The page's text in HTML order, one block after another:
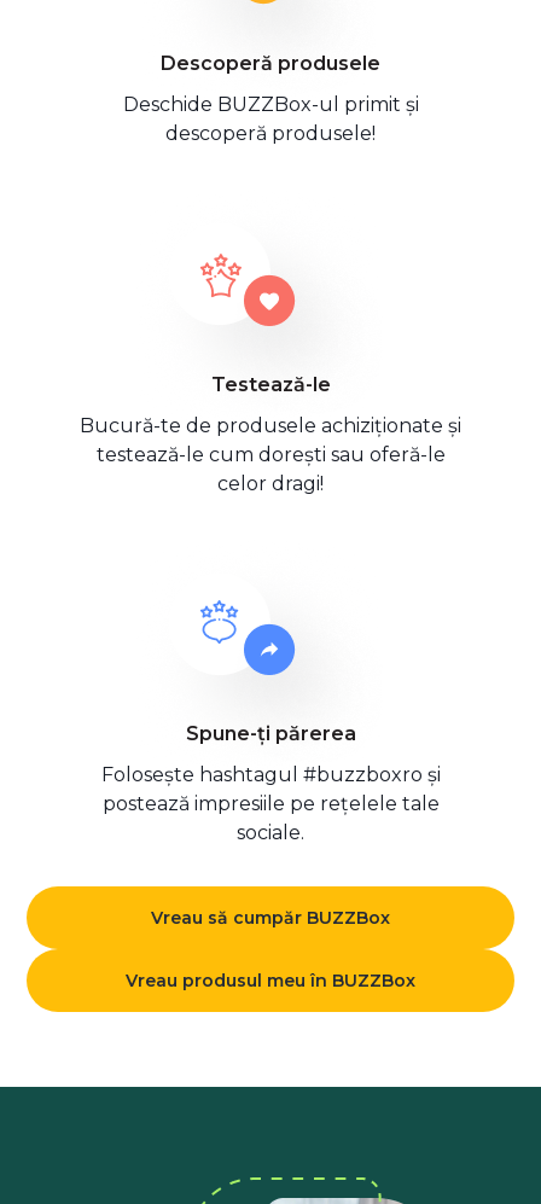
Descoperă produsele
Deschide BUZZBox-ul primit și
descoperă produsele!
Testează-le
Bucură-te de produsele achiziționate și
testează-le cum dorești sau oferă-le
celor dragi!
Spune-ți părerea
Folosește hashtagul #buzzboxro și
postează impresiile pe rețelele tale
sociale.
Vreau să cumpăr BUZZBox
Vreau produsul meu în BUZZBox